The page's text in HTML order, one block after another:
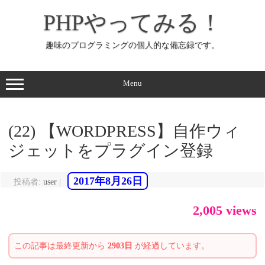
ッ
プ
PHPやってみる！
趣味のプログラミングの個人的な備忘録です。
Menu
(22) 【WORDPRESS】自作ウィ
ジェットをプラグイン登録
投稿者: user 2017年8月26日
2,005 views
この記事は最終更新から 2903日 が経過しています。